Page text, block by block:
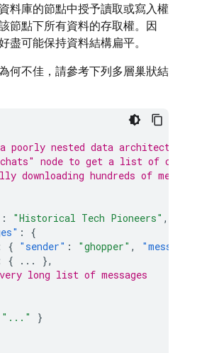
料庫的節點中授予讀取或寫入權
節點下所有資料的存取權。因
盡可能保持資料結構扁平。
何不佳，請參考下列多層巢狀結
nested data architecture,
node to get a list of
downloading hundreds of
: "Historical Tech Pioneers" ,
:
{
{ "sender" : "ghopper" , "message"
{ ...
},
long list of messages
"..."
}